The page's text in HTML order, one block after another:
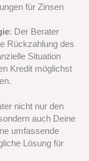
für Zinsen
: Der Berater
Rückzahlung des
Situation
Kredit möglichst
nicht nur den
auch Deine
umfassende
Lösung für